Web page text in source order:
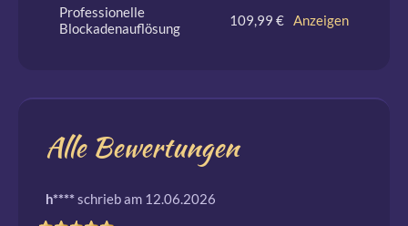
Professionelle
Blockadenauflösung
109,99 € Anzeigen
Alle Bewertungen
h****schrieb am 12.06.2026